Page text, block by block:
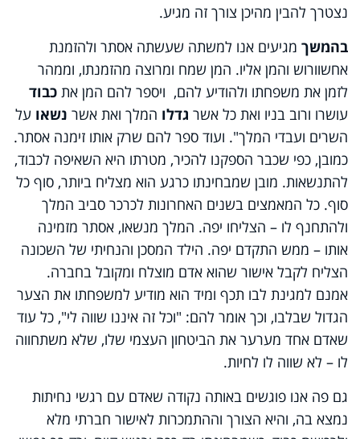
נצטרך להבין מהיכן צורך זה מגיע.
בהמשך מגיעים אנו למשתה שעשתה אסתר ולהזמנת
אחשוורוש והמן אליו. המן שמח ומרוצה מהזמנתו, וממהר
לזמן את משפחתו ולהודיע להם, ויספר להם המן את כבוד
עושרו ורוב בניו ואת כל אשר גדלו המלך ואת אשר נשאו על
השרים ועבדי המלך". ועוד ספר להם שרק אותו זימנה אסתר.
כמובן, כפי שכבר הספקנו להכיר, מטרתו היא השאיפה לכבוד,
להתנשאות. מובן שמבחינתו כרגע הוא מצליח ביותר, סוף כל
סוף. כל המאמצים בשנים האחרונות לכרכר סביב המלך
ולהתחנף לו – הצליחו יפה. המלך מנשאו, אסתר מזמינה
אותו – ממש התקדם יפה. הילד המסכן והנחיתי של השכונה
הצליח לקבל אישור שהוא אדם מוצלח ומקובל בחברה.
אמנם למגינת לבו תכף ומיד הוא מודיע למשפחתו את הצער
הגדול שבלבו, וכך אומר להם: "וכל זה איננו שווה לי", כל עוד
שאדם אחד מערער את הביטחון העצמי שלו, שלא משתחווה
לו – לא שווה לו לחיות.
גם פה אנו פוגשים באותה נקודה שאדם עם רגשי נחיתות
נמצא בה, והיא הצורך וההתמכרות לאישור חברתי מלא